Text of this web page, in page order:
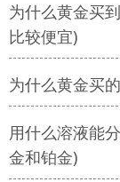
为什么黄金买
比较便宜)
为什么黄金买
用什么溶液能
金和铂金)